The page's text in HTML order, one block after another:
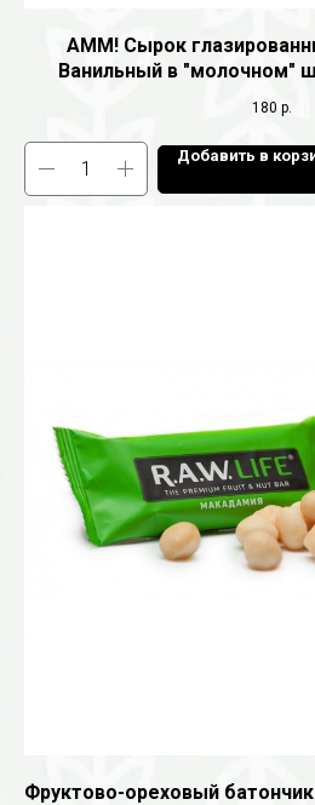
AMM! Сырок
Ванильный в "молочном"
180 р.
Добавить в
Фруктово-ореховый